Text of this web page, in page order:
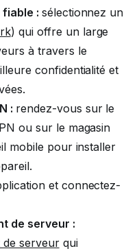
: sélectionnez un
) qui offre un large
à travers le
confidentialité et
: rendez-vous sur le
ou sur le magasin
mobile pour installer
et connectez-
de serveur :
de serveurqui